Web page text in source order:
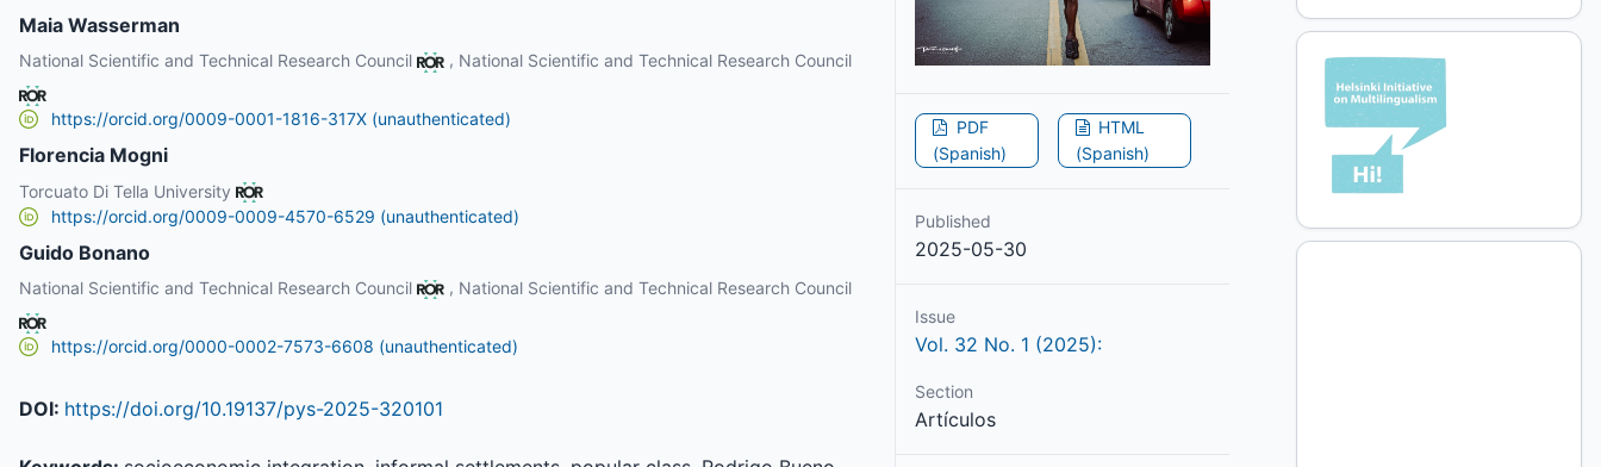
Maia Wasserman
National Scientific and Technical Research Council , National Scientific and Technical Research Council
https://orcid.org/0009-0001-1816-317X (unauthenticated)
Florencia Mogni
Torcuato Di Tella University
https://orcid.org/0009-0009-4570-6529 (unauthenticated)
Guido Bonano
National Scientific and Technical Research Council , National Scientific and Technical Research Council
https://orcid.org/0000-0002-7573-6608 (unauthenticated)
DOI: https://doi.org/10.19137/pys-2025-320101
PDF
(Spanish)
HTML
(Spanish)
Published
2025-05-30
Issue
Vol. 32 No. 1 (2025):
Section
Artículos